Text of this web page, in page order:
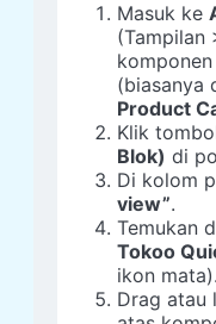
Masuk ke
(Tampilan
(biasanya
Product
Klik
Blok) di
Di kolom
view”.
Temukan
Tokoo
ikon mata).
Drag atau